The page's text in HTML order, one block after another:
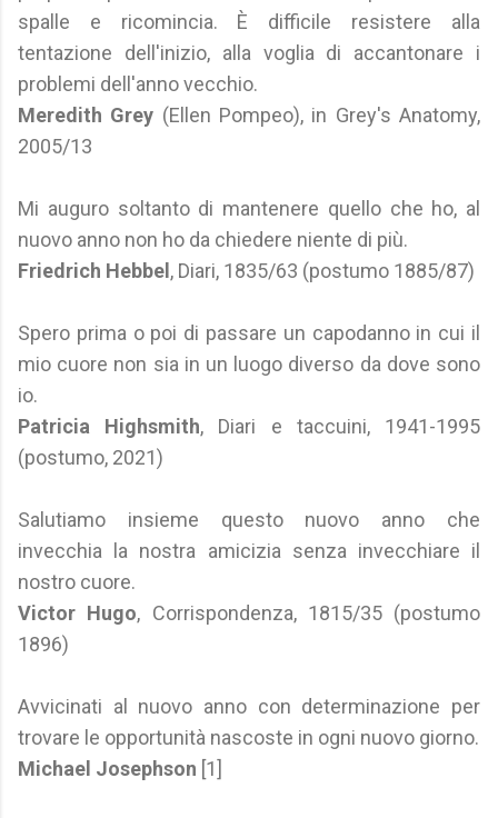
spalle e ricomincia. È difficile resistere alla
tentazione dell'inizio, alla voglia di accantonare i
problemi dell'anno vecchio.
Meredith Grey (Ellen Pompeo), in Grey's Anatomy,
2005/13
Mi auguro soltanto di mantenere quello che ho, al
nuovo anno non ho da chiedere niente di più.
Friedrich Hebbel , Diari, 1835/63 (postumo 1885/87)
Spero prima o poi di passare un capodanno in cui il
mio cuore non sia in un luogo diverso da dove sono
io.
Patricia Highsmith, Diari e taccuini, 1941-1995
(postumo, 2021)
Salutiamo insieme questo nuovo anno che
invecchia la nostra amicizia senza invecchiare il
nostro cuore.
Victor Hugo, Corrispondenza, 1815/35 (postumo
1896)
Avvicinati al nuovo anno con determinazione per
trovare le opportunità nascoste in ogni nuovo giorno.
Michael Josephson [1]